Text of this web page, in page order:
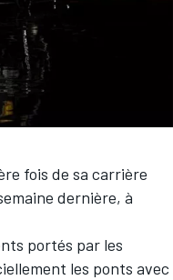
fois de sa carrière
dernière, à
portés par les
les ponts avec